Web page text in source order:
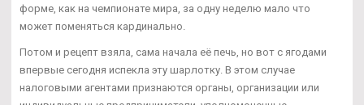
форме, как на чемпионате мира, за одну неделю мало что
может поменяться кардинально.
Потом и рецепт взяла, сама начала её печь, но вот с ягодами
впервые сегодня испекла эту шарлотку. В этом случае
налоговыми агентами признаются органы, организации или